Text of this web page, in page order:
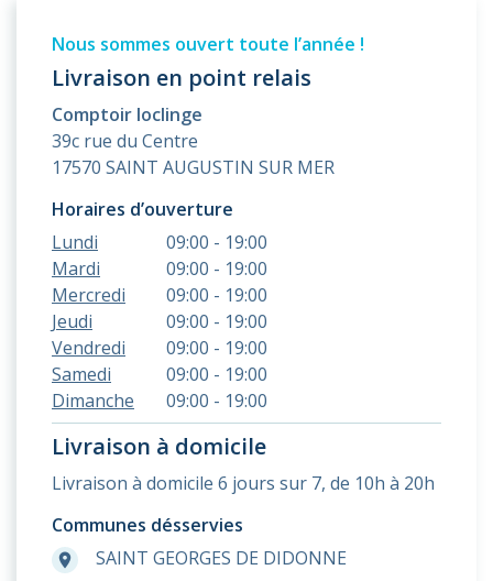
Nous sommes ouvert toute l’année !
Livraison en point relais
Comptoir loclinge
39c rue du Centre
17570 SAINT AUGUSTIN SUR MER
Horaires d’ouverture
Lundi
09:00 - 19:00
Mardi
09:00 - 19:00
Mercredi
09:00 - 19:00
Jeudi
09:00 - 19:00
Vendredi
09:00 - 19:00
Samedi
09:00 - 19:00
Dimanche
09:00 - 19:00
Livraison à domicile
Livraison à domicile 6 jours sur 7, de 10h à 20h
Communes désservies
room SAINT GEORGES DE DIDONNE